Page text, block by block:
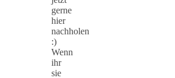
gerne
hier
nachholen
:)
Wenn
ihr
sie